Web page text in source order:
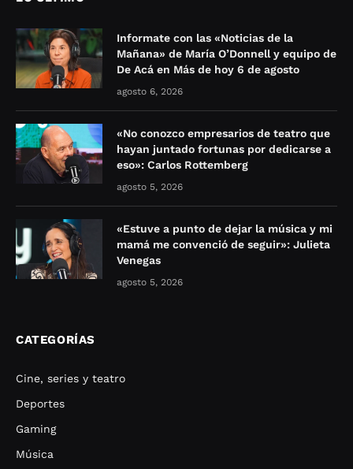
Informate con las «Noticias de la
Mañana» de María O’Donnell y equipo de
De Acá en Más de hoy 6 de agosto
agosto 6, 2026
«No conozco empresarios de teatro que
hayan juntado fortunas por dedicarse a
eso»: Carlos Rottemberg
agosto 5, 2026
«Estuve a punto de dejar la música y mi
mamá me convenció de seguir»: Julieta
Venegas
agosto 5, 2026
CATEGORÍAS
Cine, series y teatro
Deportes
Gaming
Música